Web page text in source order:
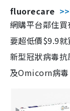
fluorecare
網購平台鄰住
要超低價$9.9
新型冠狀病毒
及Omicorn病毒